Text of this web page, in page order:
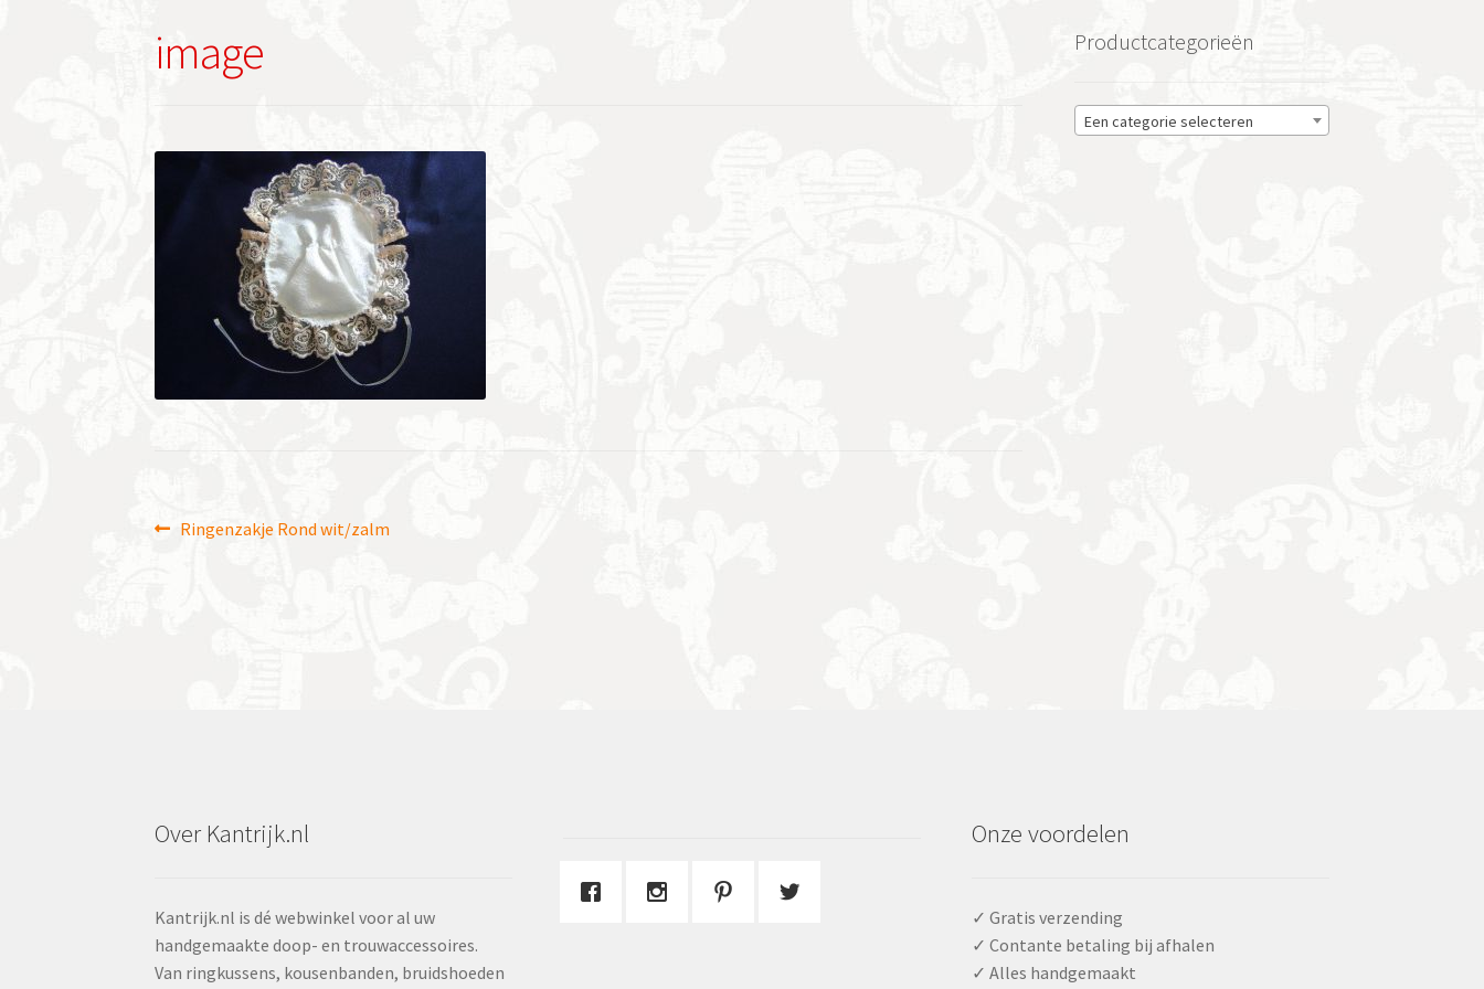
image
Bericht
Vorig
Ringenzakje Rond wit/zalm
Productcategorieën
Een categorie selecteren
Over Kantrijk.nl
Kantrijk.nl is dé webwinkel voor al uw
handgemaakte doop- en trouwaccessoires.
Van ringkussens, kousenbanden, bruidshoeden
Onze voordelen
✓ Gratis verzending
✓ Contante betaling bij afhalen
✓ Alles handgemaakt